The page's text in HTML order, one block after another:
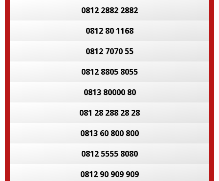
0812 2882 2882
0812 80 1168
0812 7070 55
0812 8805 8055
0813 80000 80
081 28 288 28 28
0813 60 800 800
0812 5555 8080
0812 90 909 909